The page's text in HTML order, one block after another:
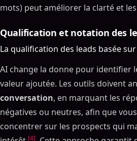
mots) peut améliorer la clarté et
Qualification et notation des
La qualification des leads basée sur
AI change la donne pour identifier
valeur ajoutée. Les outils doivent
conversation, en marquant les
négatives ou neutres, afin que
concentrer sur les prospects qui
[4]